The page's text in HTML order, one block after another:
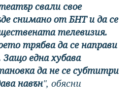
свали свое
снимано от БНТ и да се
телевизия.
трябва да се направи
една хубава
да не се субтитри
навън", обясни